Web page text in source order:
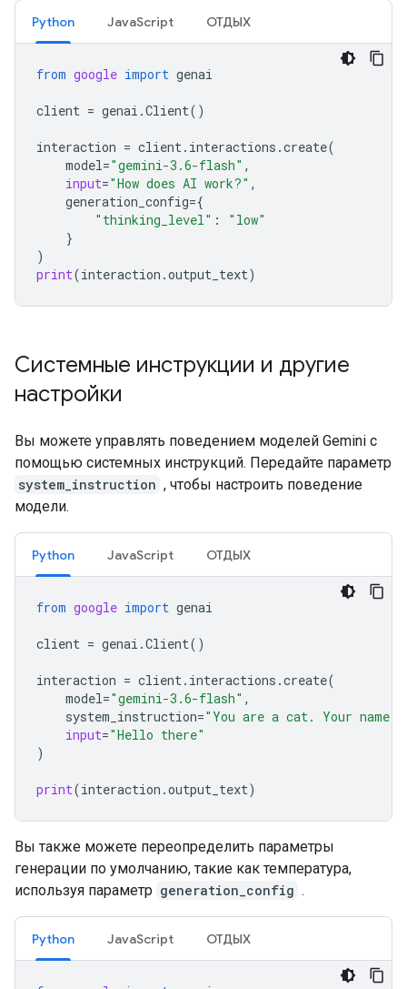
Python JavaScript ОТДЫХ
from google import genai
client = genai .Client()
interaction = client. interactions .create(
model="gemini-3.6-flash" ,
input="How does AI work?" ,
generation_config={
"thinking_level" :
"low"
}
)
print(interaction .output_text)
Системные инструкции и другие
настройки
Вы можете управлять поведением моделей Gemini с
помощью системных инструкций. Передайте параметр
system_instruction , чтобы настроить поведение
модели.
Python JavaScript ОТДЫХ
from google import genai
client = genai .Client()
interaction = client. interactions .create(
model="gemini-3.6-flash" ,
system_instruction="You are a cat. Your name
input="Hello there"
)
print(interaction .output_text)
Вы также можете переопределить параметры
генерации по умолчанию, такие как температура,
используя параметр generation_config .
Python JavaScript ОТДЫХ